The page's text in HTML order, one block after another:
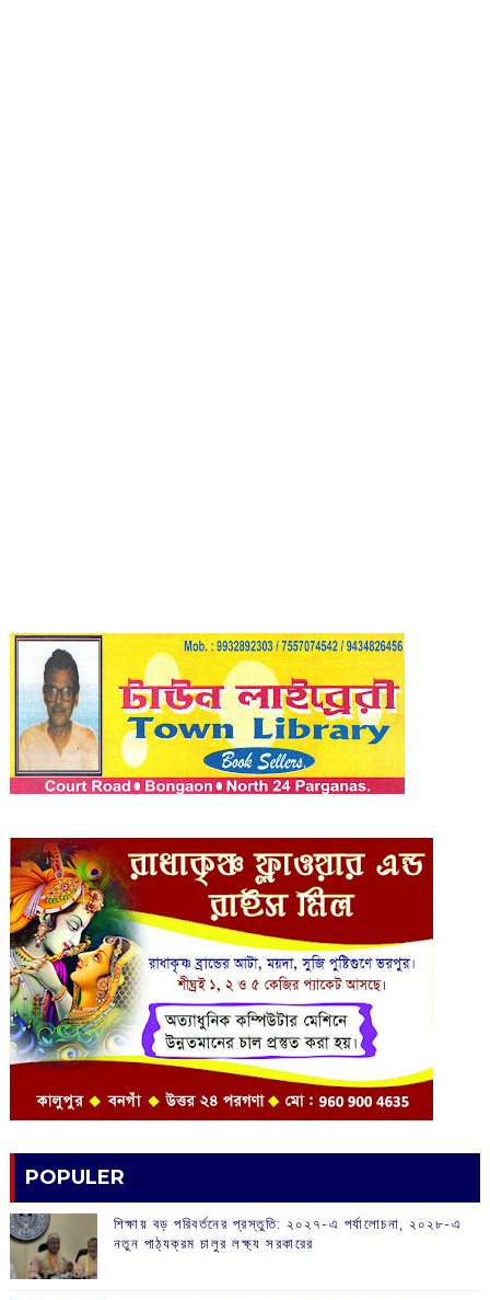
POPULER
শিক্ষায় বড় পরিবর্তনের প্রস্তুতি: ২০২৭-এ পর্যালোচনা, ২০২৮-এ
নতুন পাঠ্যক্রম চালুর লক্ষ্য সরকারের